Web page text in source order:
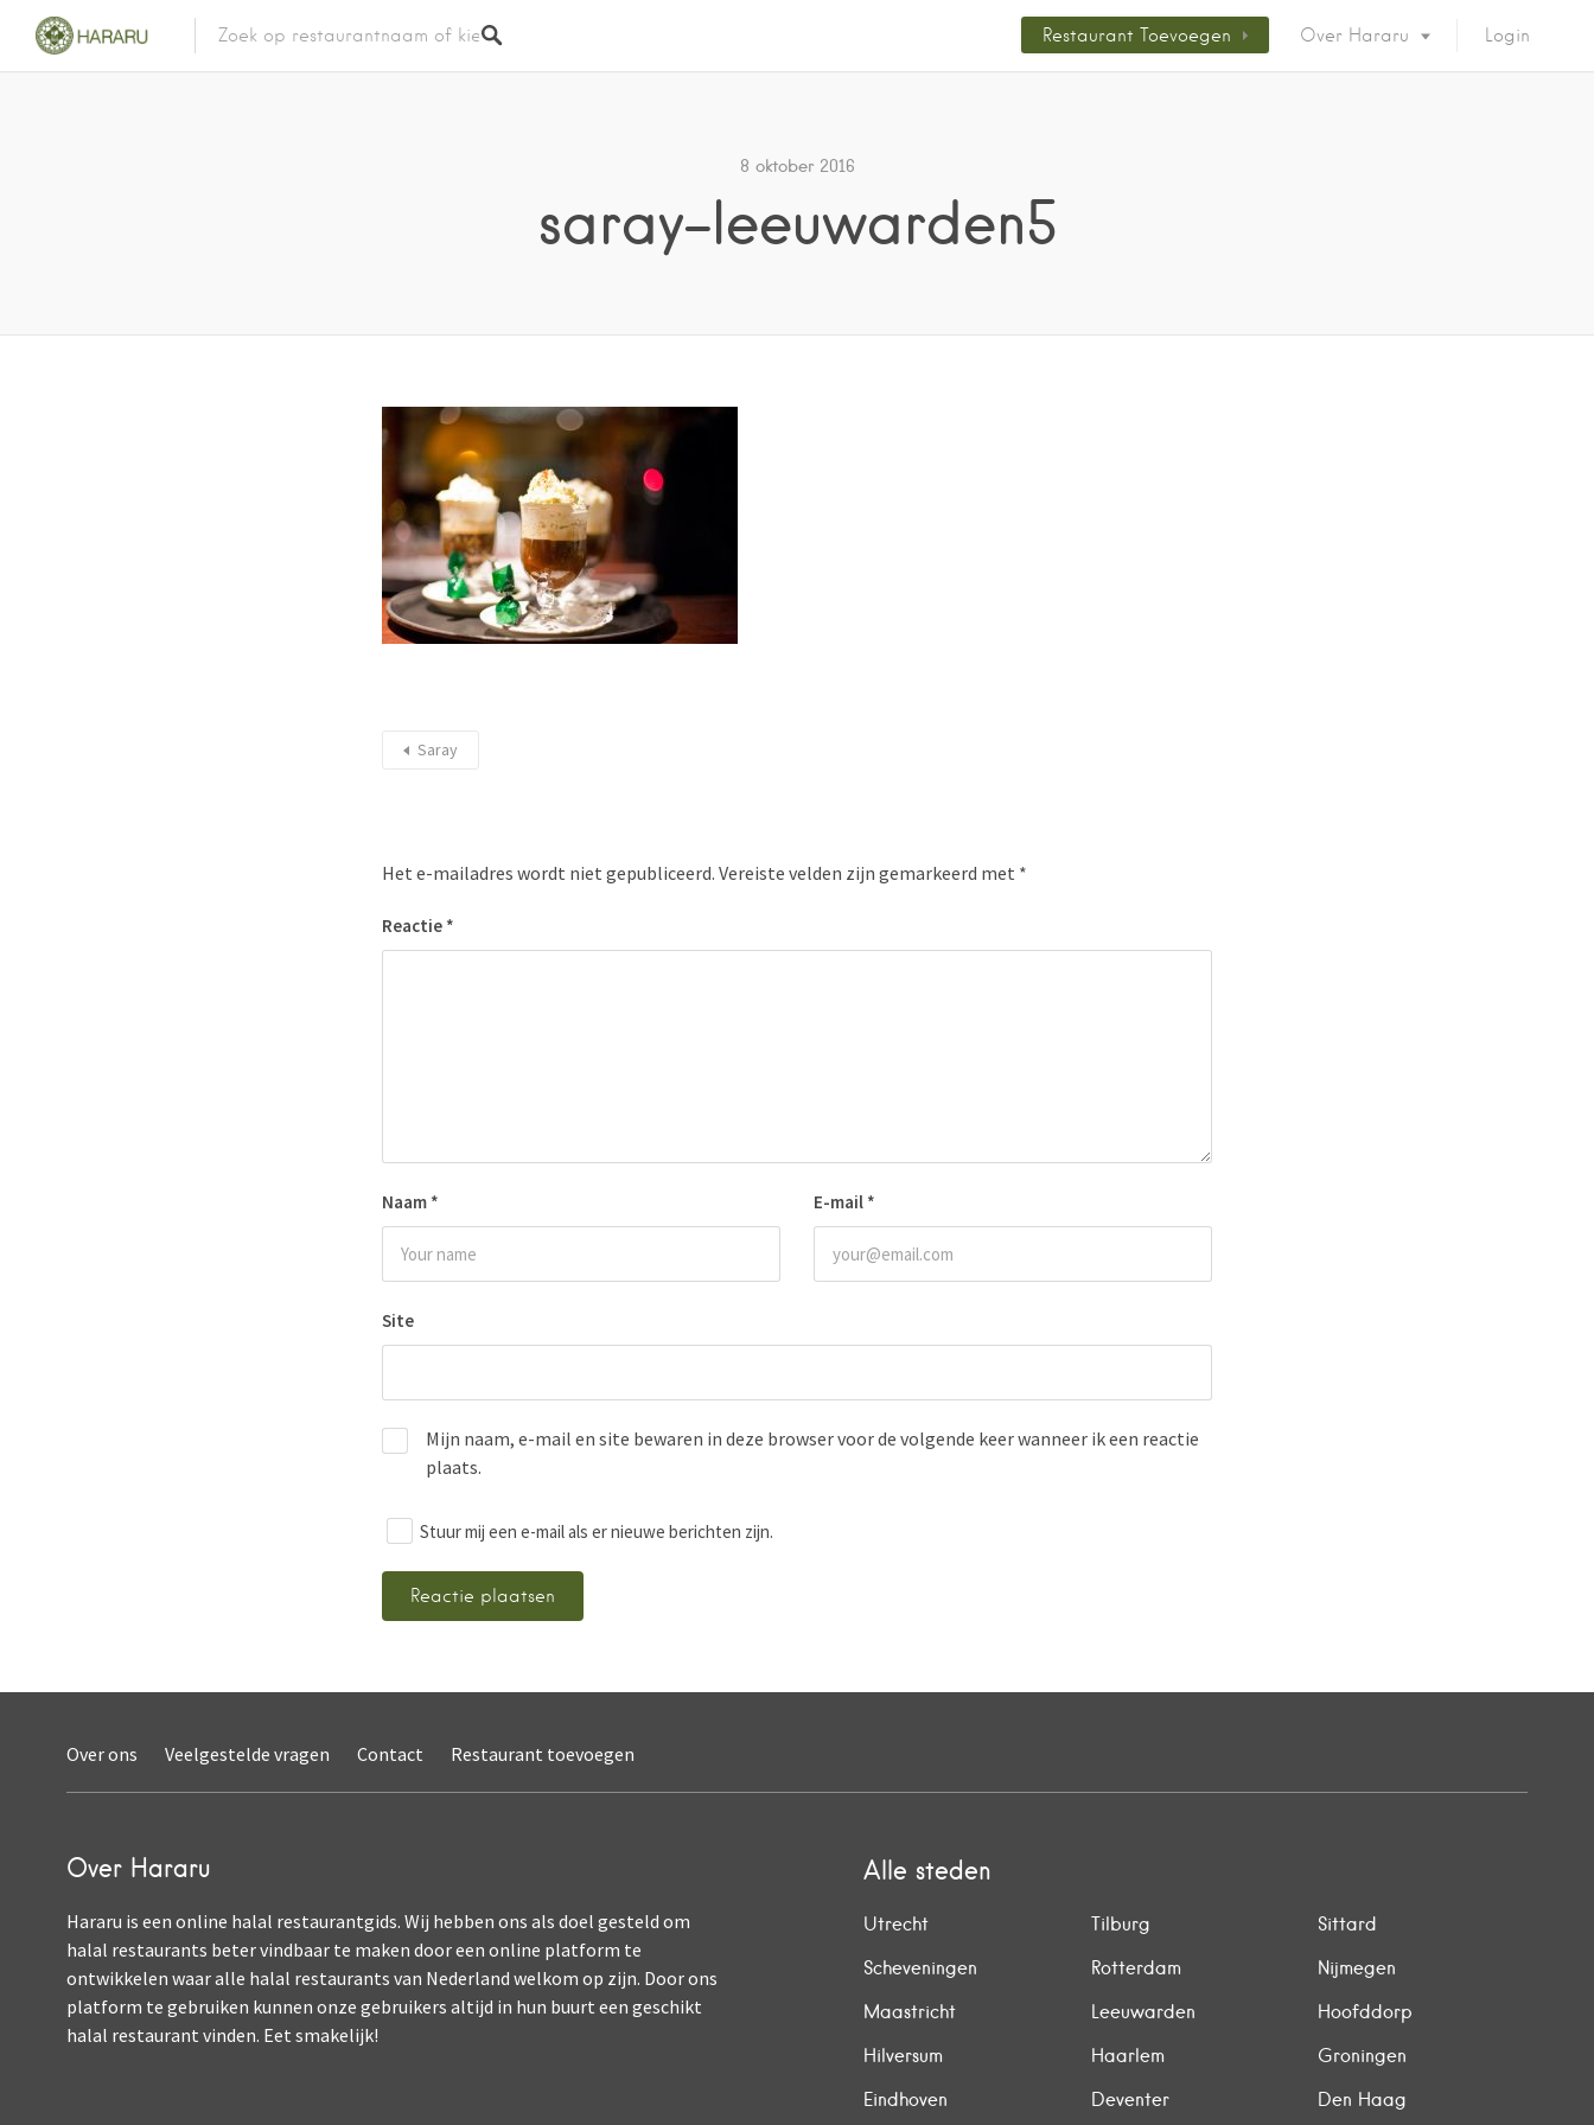
Restaurant Toevoegen Over Hararu Login
8 oktober 2016
saray-leeuwarden5
Saray
Het e-mailadres wordt niet gepubliceerd. Vereiste velden zijn gemarkeerd met *
Reactie *
Naam * E-mail *
Site
Mijn naam, e-mail en site bewaren in deze browser voor de volgende keer wanneer ik een reactie
plaats.
Stuur mij een e-mail als er nieuwe berichten zijn.
Over ons Veelgestelde vragen Contact Restaurant toevoegen
Over Hararu
Hararu is een online halal restaurantgids. Wij hebben ons als doel gesteld om
halal restaurants beter vindbaar te maken door een online platform te
ontwikkelen waar alle halal restaurants van Nederland welkom op zijn. Door ons
platform te gebruiken kunnen onze gebruikers altijd in hun buurt een geschikt
halal restaurant vinden. Eet smakelijk!
Alle steden
Utrecht Tilburg
Sittard
Scheveningen
Rotterdam
Nijmegen
Maastricht
Leeuwarden
Hoofddorp
Hilversum
Haarlem
Groningen
Eindhoven
Deventer Den Haag